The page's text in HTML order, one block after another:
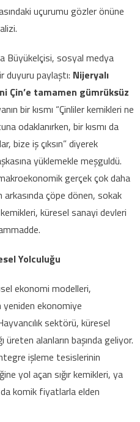
uçurumu gözler önüne
Büyükelçisi, sosyal medya
duyuru paylaştı: Nijeryalı
Çin’e tamamen gümrüksüz
bir kısmı “Çinliler kemikleri ne
odaklanırken, bir kısmı da
bize iş çıksın” diyerek
yüklemekle meşguldü.
gerçek çok daha
arkasında çöpe dönen, sokak
küresel sanayi devleri
Yolculuğu
ekonomi modelleri,
yeniden ekonomiye
sektörü, küresel
alanların başında geliyor.
işleme tesislerinin
yol açan sığır kemikleri, ya
da komik fiyatlarla elden